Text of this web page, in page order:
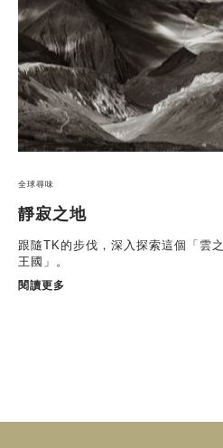
全球尋味
靜寂之地
跟隨TK的步伐，深入探索這個「雲之
王國」。
閱讀更多